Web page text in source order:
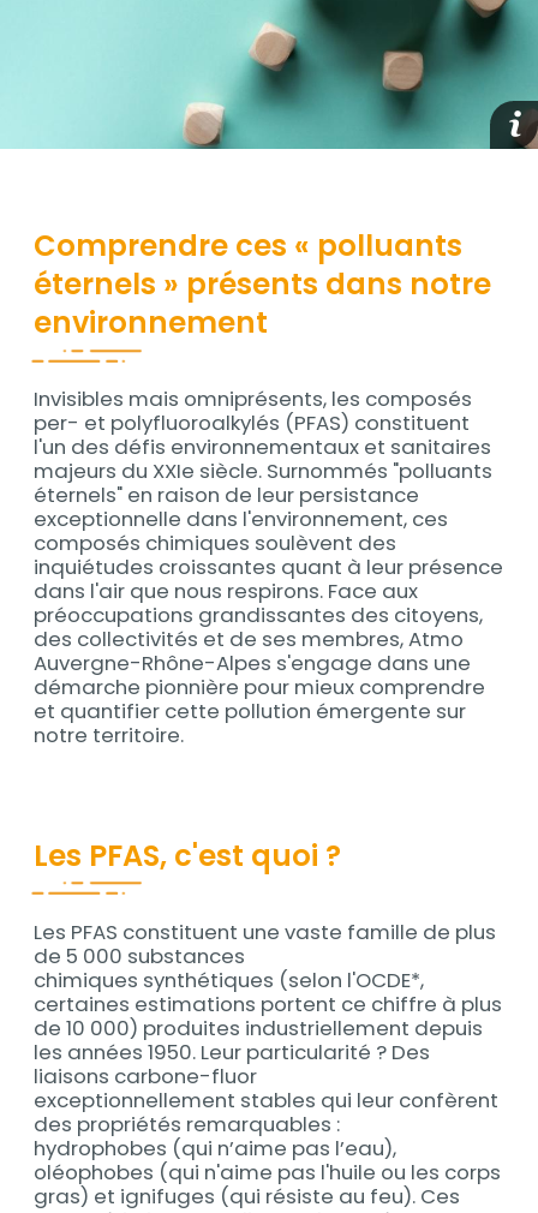
Comprendre ces « polluants
éternels » présents dans notre
environnement
Contenu
Invisibles mais omniprésents, les composés
per- et polyfluoroalkylés (PFAS) constituent
l'un des défis environnementaux et sanitaires
majeurs du XXIe siècle. Surnommés "polluants
éternels" en raison de leur persistance
exceptionnelle dans l'environnement, ces
composés chimiques soulèvent des
inquiétudes croissantes quant à leur présence
dans l'air que nous respirons. Face aux
préoccupations grandissantes des citoyens,
des collectivités et de ses membres, Atmo
Auvergne-Rhône-Alpes s'engage dans une
démarche pionnière pour mieux comprendre
et quantifier cette pollution émergente sur
notre territoire.
Les PFAS, c'est quoi ?
Contenu
Les PFAS constituent une vaste famille de plus
de 5 000 substances
chimiques synthétiques (selon l'OCDE*,
certaines estimations portent ce chiffre à plus
de 10 000) produites industriellement depuis
les années 1950. Leur particularité ? Des
liaisons carbone-fluor
exceptionnellement stables qui leur confèrent
des propriétés remarquables :
hydrophobes (qui n’aime pas l’eau),
oléophobes (qui n'aime pas l'huile ou les corps
gras) et ignifuges (qui résiste au feu). Ces